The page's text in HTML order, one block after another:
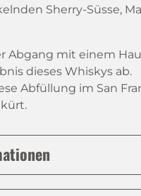
Sherry-Süsse,
Abgang mit einem
dieses Whiskys ab.
Abfüllung im San